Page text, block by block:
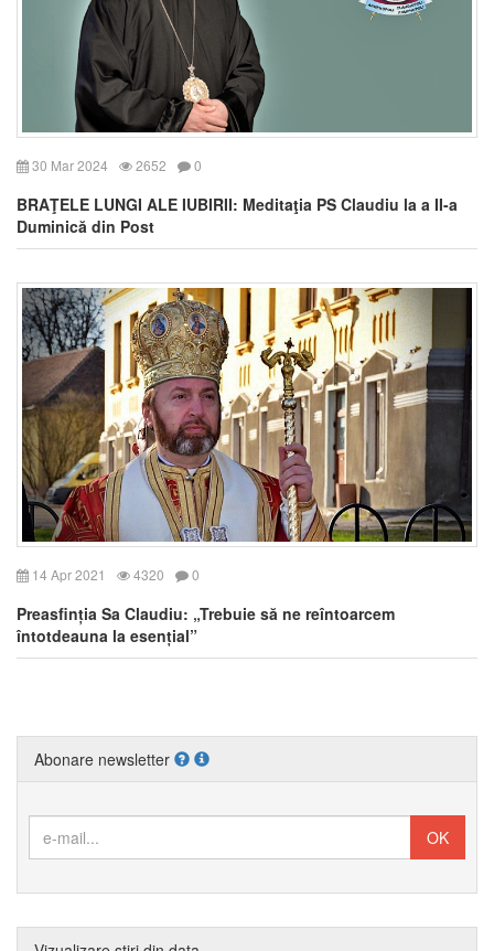
30 Mar 2024 2652 0
BRAŢELE LUNGI ALE IUBIRII: Meditaţia PS Claudiu la a II-a
Duminică din Post
14 Apr 2021 4320 0
Preasfinția Sa Claudiu: „Trebuie să ne reîntoarcem
întotdeauna la esențial”
Abonare newsletter